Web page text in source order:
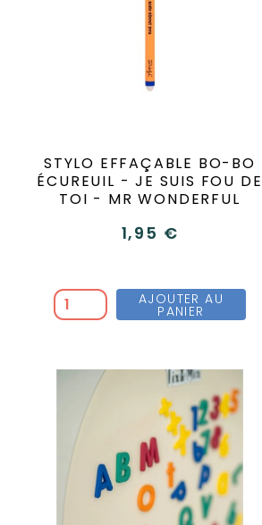
STYLO EFFAÇABLE BO-BO
ÉCUREUIL - JE SUIS FOU DE
TOI - MR WONDERFUL
1,95 €
AJOUTER AU
PANIER